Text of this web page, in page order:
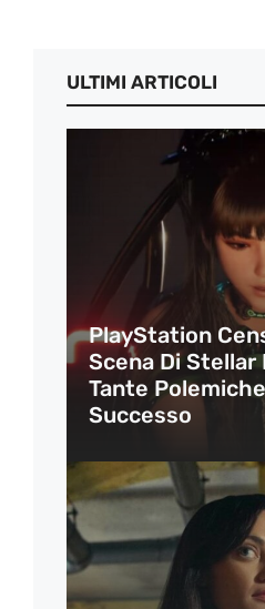
ULTIMI ARTICOLI
PlayStation
Scena Di Stellar
Tante
Successo